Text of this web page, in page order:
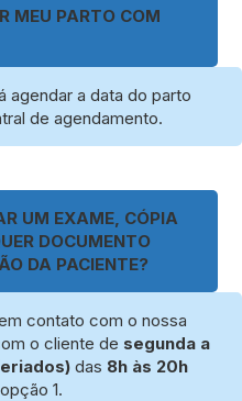
MEU PARTO COM
agendar a data do parto
de agendamento.
UM EXAME, CÓPIA
DOCUMENTO
DA PACIENTE?
contato com o nossa
o cliente de segunda a
das 8h às 20h
opção 1.